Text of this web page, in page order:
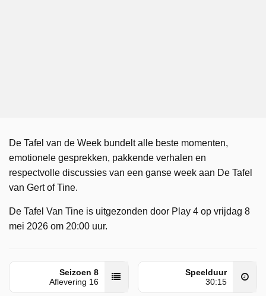
De Tafel van de Week bundelt alle beste momenten,
emotionele gesprekken, pakkende verhalen en
respectvolle discussies van een ganse week aan De Tafel
van Gert of Tine.
De Tafel Van Tine is uitgezonden door Play 4 op vrijdag 8
mei 2026 om 20:00 uur.
Seizoen 8
Aflevering 16
Speelduur
30:15